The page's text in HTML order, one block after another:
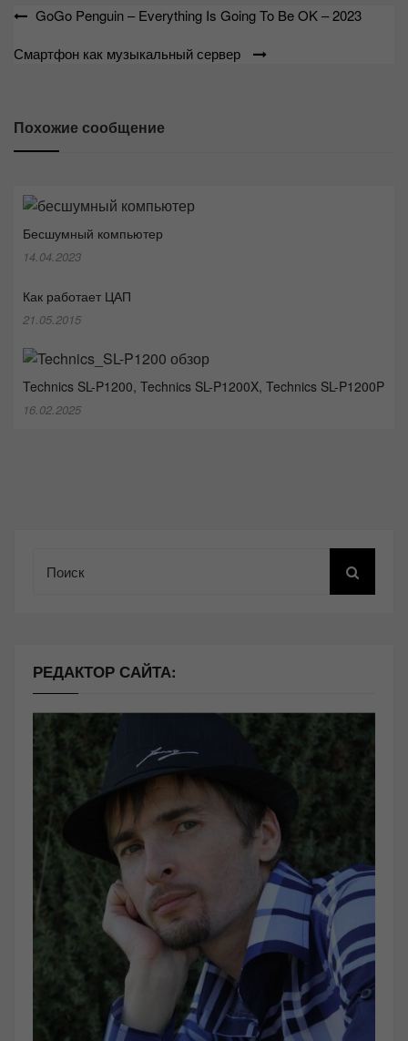
Навигация
записям
GoGo Penguin – Everything Is Going To Be OK – 2023
Смартфон как музыкальный сервер
Похожие сообщение
Бесшумный компьютер
14.04.2023
Как работает ЦАП
21.05.2015
Technics SL-P1200, Technics SL-P1200X, Technics SL-P1200P
16.02.2025
РЕДАКТОР САЙТА: